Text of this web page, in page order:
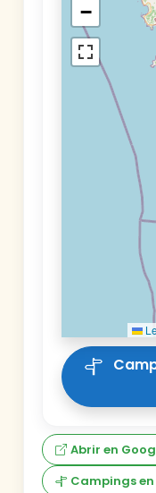
−
Abrir en
Campings